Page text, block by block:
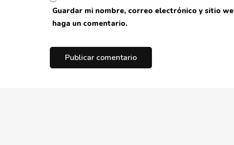
Guardar mi nombre, correo electrónico y sitio
haga un comentario.